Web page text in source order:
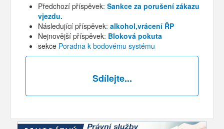
Předchozí příspěvek: Sankce za porušení zákazu
vjezdu.
Následující příspěvek: alkohol,vrácení ŘP
Nejnovější příspěvek: Bloková pokuta
sekce Poradna k bodovému systému
Sdílejte...